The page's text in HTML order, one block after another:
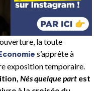
la toute
s’apprête à
exposition temporaire.
Nés quelque part est